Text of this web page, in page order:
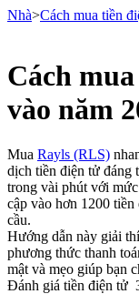
Hợp đồng tương lai
USDT Futures
Nhà>Cách mua tiền
Cách
vào năm
Mua Rayls (RLS)
dịch tiền điện tử đáng
trong vài phút với
cập vào hơn 1200
cầu.
Hướng dẫn này giải
phương thức thanh
mật và mẹo giúp bạn
Đánh giá tiền điện tử